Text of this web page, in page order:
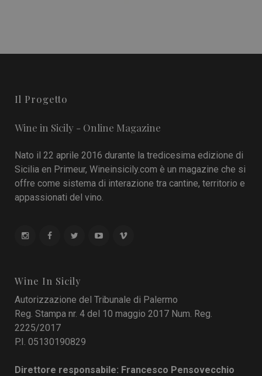
Il Progetto
Wine in Sicily - Online Magazine
Nato il 22 aprile 2016 durante la tredicesima edizione di
Sicilia en Primeur, Wineinsicily.com è un magazine che si
offre come sistema di interazione tra cantine, territorio e
appassionati del vino.
Wine In Sicily
Autorizzazione del Tribunale di Palermo
Reg. Stampa nr. 4 del 10 maggio 2017 Num. Reg.
2225/2017
P.I. 05130190829
Direttore responsabile: Francesco Pensovecchio